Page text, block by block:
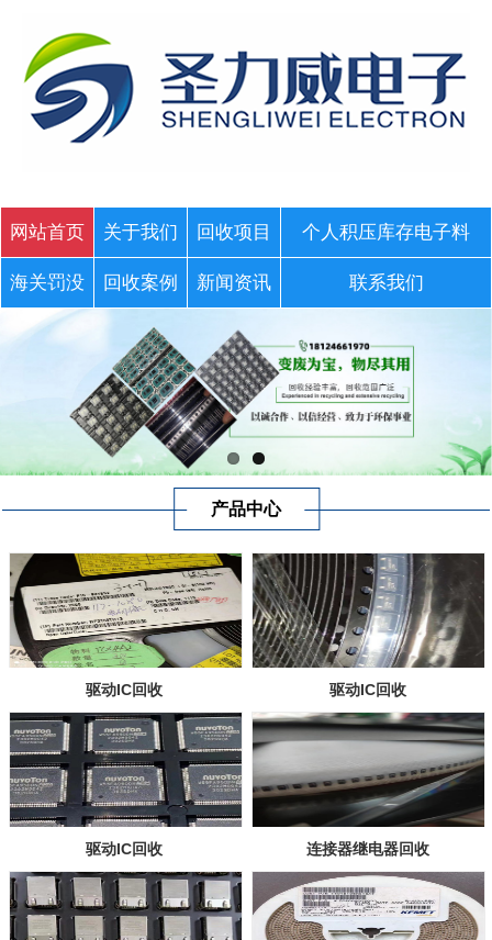
网站首页 关于我们 回收项目 个人积压库存电子料
海关罚没 回收案例 新闻资讯 联系我们
产品中心
驱动IC回收 驱动IC回收
驱动IC回收 连接器继电器回收